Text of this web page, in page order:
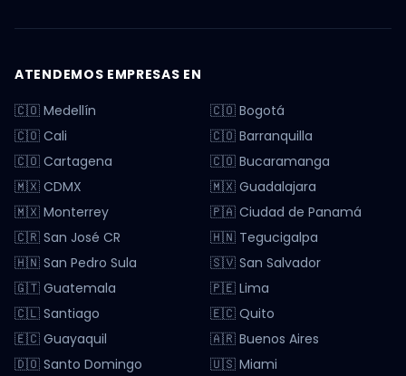
ATENDEMOS EMPRESAS EN
🇨🇴 Medellín
🇨🇴 Bogotá
🇨🇴 Cali
🇨🇴 Barranquilla
🇨🇴 Cartagena
🇨🇴 Bucaramanga
🇲🇽 CDMX
🇲🇽 Guadalajara
🇲🇽 Monterrey
🇵🇦 Ciudad de Panamá
🇨🇷 San José CR
🇭🇳 Tegucigalpa
🇭🇳 San Pedro Sula
🇸🇻 San Salvador
🇬🇹 Guatemala
🇵🇪 Lima
🇨🇱 Santiago
🇪🇨 Quito
🇪🇨 Guayaquil
🇦🇷 Buenos Aires
🇩🇴 Santo Domingo
🇺🇸 Miami